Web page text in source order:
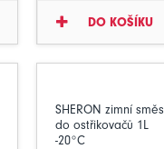
DO KOŠÍKU
SHERON zimní směs
do ostřikovačů 1L
-20°C